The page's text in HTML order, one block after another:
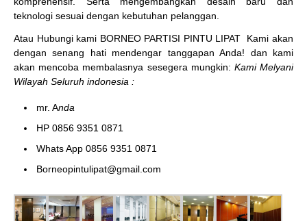
teknologi sesuai dengan kebutuhan pelanggan.
Atau Hubungi kami BORNEO PARTISI PINTU LIPAT
Kami akan
dengan senang hati mendengar tanggapan Anda! dan kami
akan mencoba membalasnya sesegera mungkin: Kami Melyani
Wilayah Seluruh indonesia :
mr. Anda
HP 0856 9351 0871
Whats App 0856 9351 0871
Borneopintulipat@gmail.com